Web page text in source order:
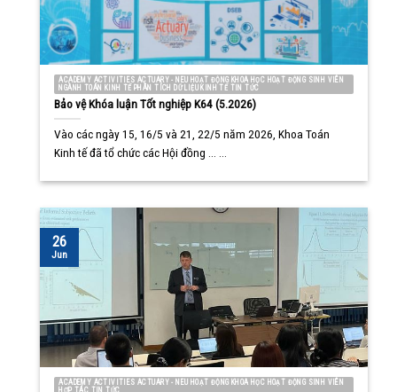
ACADEMY ACTIVITIES ACTUARY - NEU HOẠT ĐỘNG KHOA HỌC HOẠT ĐỘNG SINH VIÊN
NGÀNH TOÁN KINH TẾ PHÂN TÍCH DỮ LIỆU KINH TẾ TIN TỨC
Bảo vệ Khóa luận Tốt nghiệp K64 (5.2026)
Vào các ngày 15, 16/5 và 21, 22/5 năm 2026, Khoa Toán
Kinh tế đã tổ chức các Hội đồng ... ...
ACADEMY ACTIVITIES ACTUARY - NEU HOẠT ĐỘNG KHOA HỌC HOẠT ĐỘNG SINH VIÊN
HỢP TÁC TIN TỨC
26
Jun